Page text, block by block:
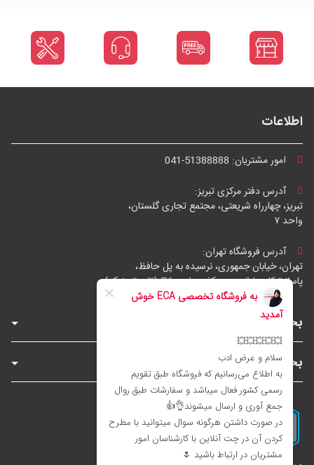
اطلاعات
امور مشتریان: 041-51388888
آدرس دفتر مرکزی تبریز:
تبریز، چهارراه شریعتی، مجتمع تجاری گلستان،
واحد ۷
آدرس فروشگاه تهران:
تهران، خیابان جمهوری، نرسیده به پل حافظ،
پاساژ توکل، طبقه زیرهمکف، واحد B6 (تاپ ترونیک)
بخش‌های فروشگاه
بخش‌های سایت